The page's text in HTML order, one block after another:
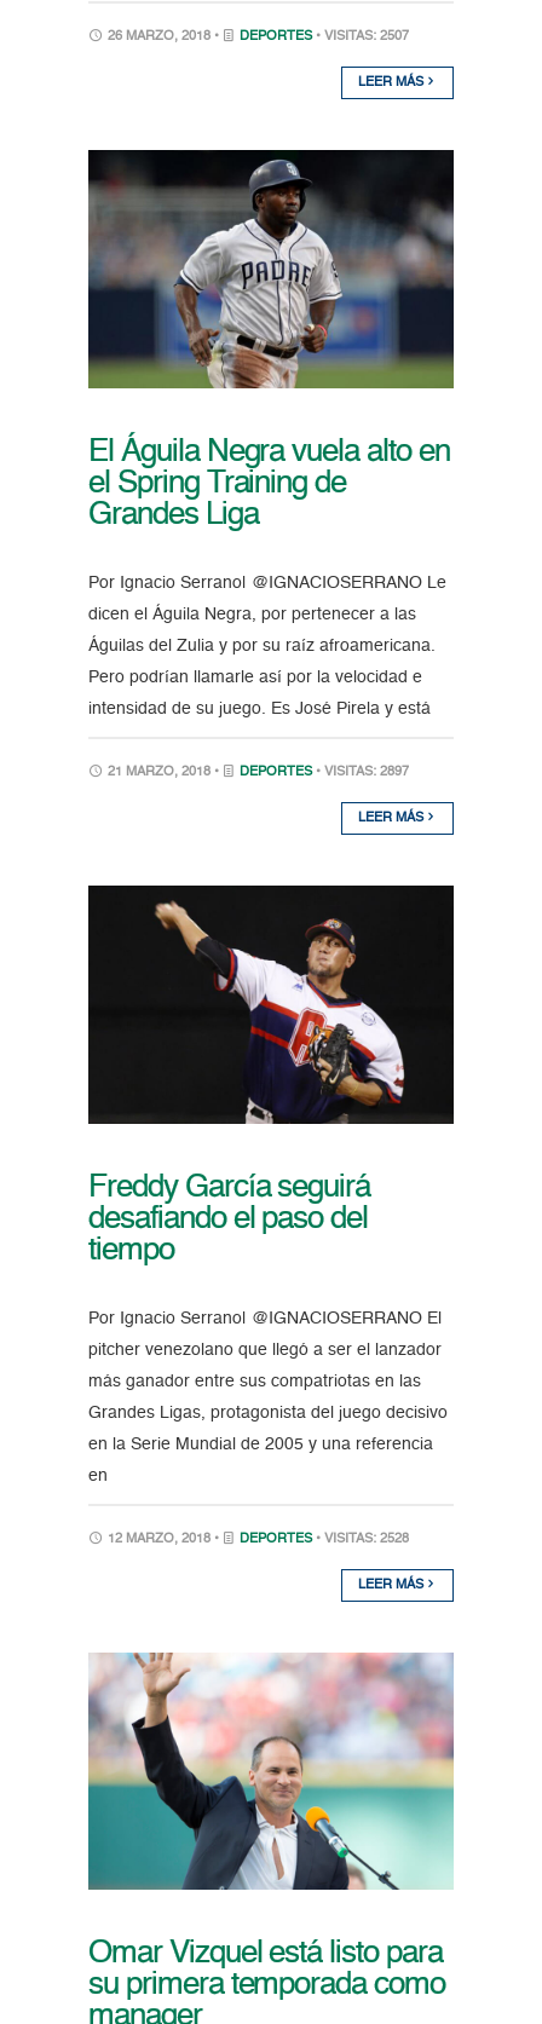
26 MARZO, 2018 • DEPORTES • VISITAS: 2507
LEER MÁS
El Águila Negra vuela alto en
el Spring Training de
Grandes Liga
Por Ignacio Serrano| @IGNACIOSERRANO Le
dicen el Águila Negra, por pertenecer a las
Águilas del Zulia y por su raíz afroamericana.
Pero podrían llamarle así por la velocidad e
intensidad de su juego. Es José Pirela y está
21 MARZO, 2018 • DEPORTES • VISITAS: 2897
LEER MÁS
Freddy García seguirá
desafiando el paso del
tiempo
Por Ignacio Serrano| @IGNACIOSERRANO El
pitcher venezolano que llegó a ser el lanzador
más ganador entre sus compatriotas en las
Grandes Ligas, protagonista del juego decisivo
en la Serie Mundial de 2005 y una referencia
en
12 MARZO, 2018 • DEPORTES • VISITAS: 2528
LEER MÁS
Omar Vizquel está listo para
su primera temporada como
manager